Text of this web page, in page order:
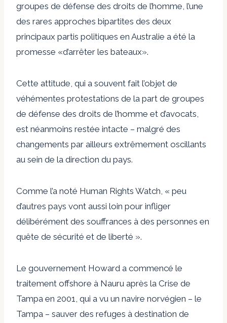
groupes de défense des droits de l’homme, l’une
des rares approches bipartites des deux
principaux partis politiques en Australie a été la
promesse «d’arrêter les bateaux».
Cette attitude, qui a souvent fait l’objet de
véhémentes protestations de la part de groupes
de défense des droits de l’homme et d’avocats,
est néanmoins restée intacte – malgré des
changements par ailleurs extrêmement oscillants
au sein de la direction du pays.
Comme l’a noté Human Rights Watch, « peu
d’autres pays vont aussi loin pour infliger
délibérément des souffrances à des personnes en
quête de sécurité et de liberté ».
Le gouvernement Howard a commencé le
traitement offshore à Nauru après la Crise de
Tampa en 2001, qui a vu un navire norvégien – le
Tampa – sauver des refuges à destination de